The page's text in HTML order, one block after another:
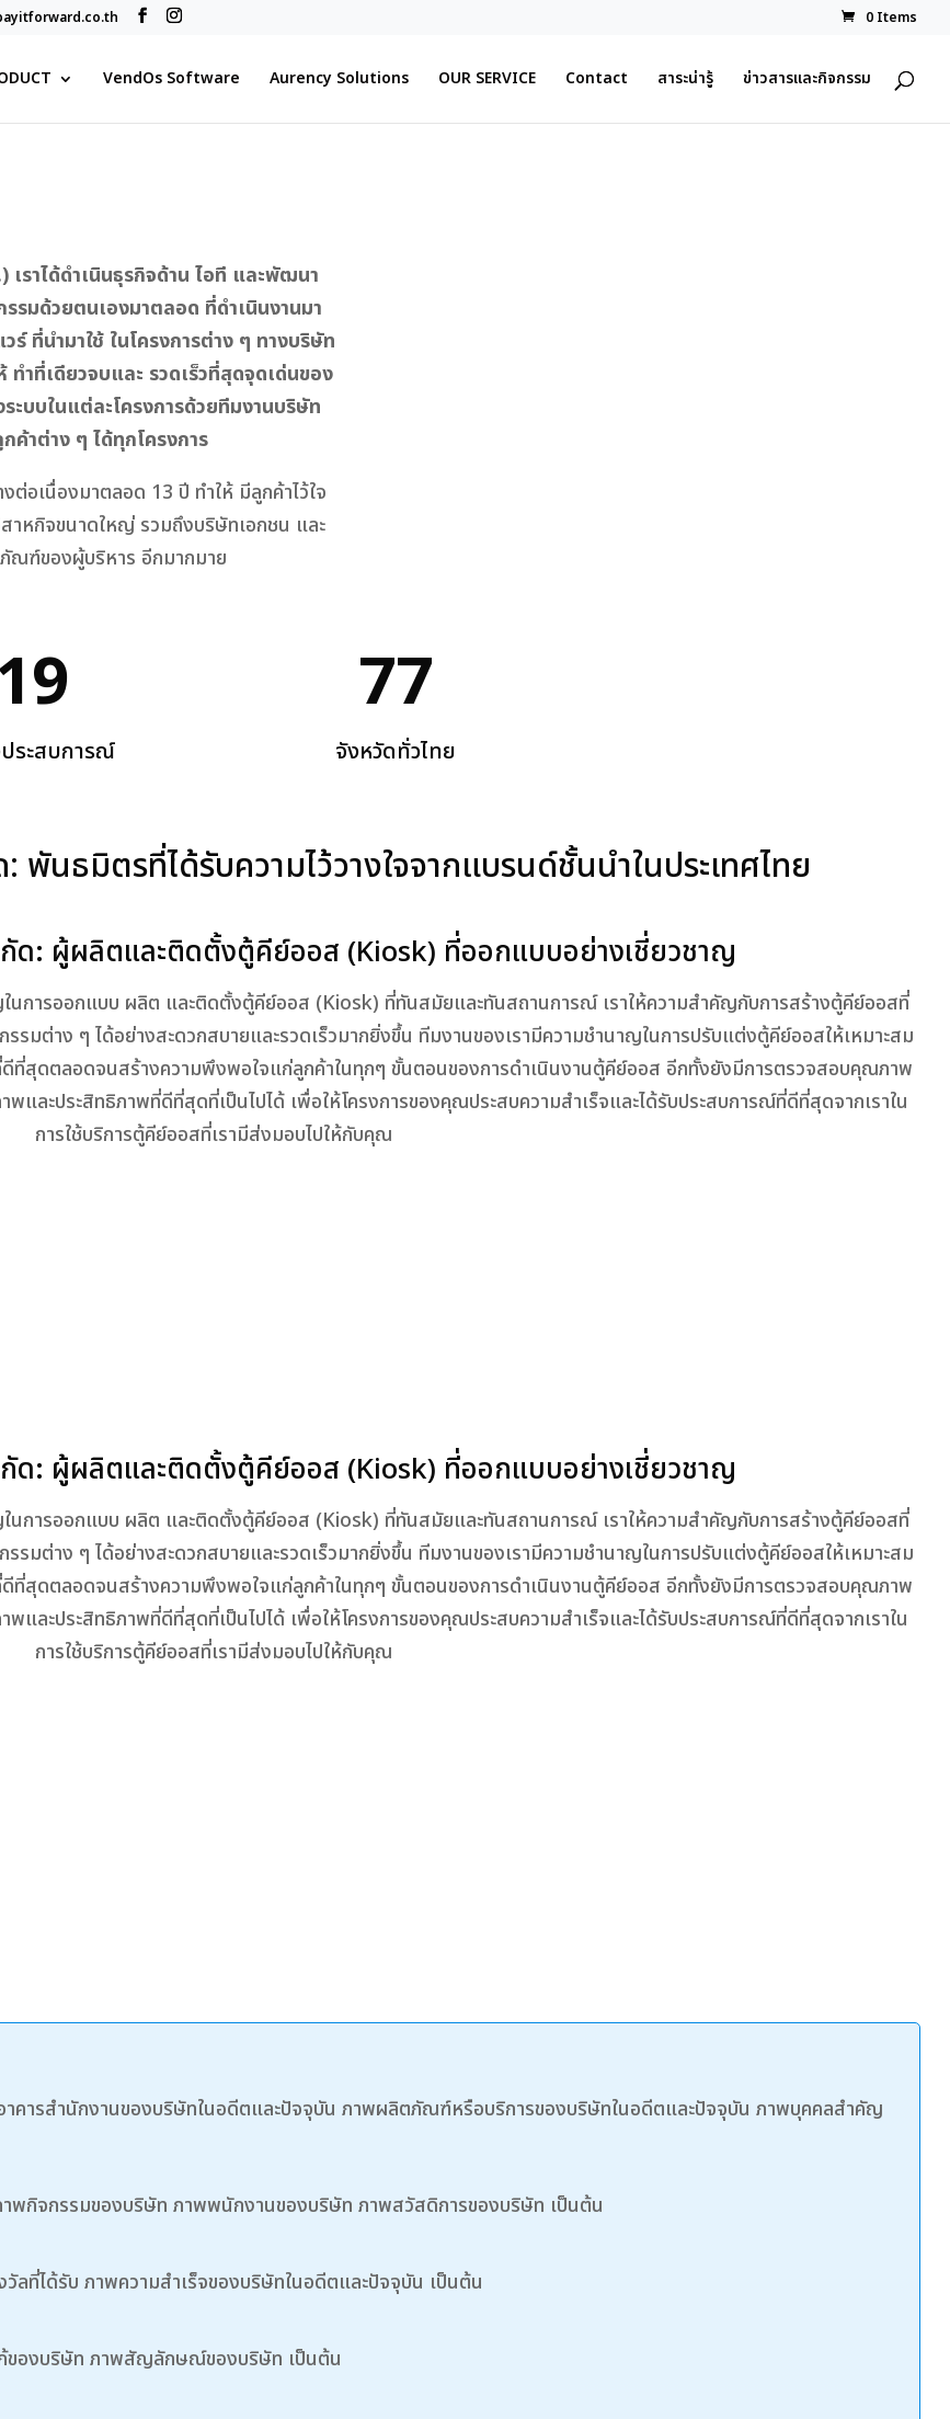
0 Items
VendOs Software Aurency Solutions OUR SERVICE Contact สาระน่ารู้ ข่าวสารและกิจกรรม
าได้ดำเนินธุรกิจด้าน ไอที และพัฒนา
มด้วยตนเองมาตลอด ที่ดำเนินงานมา
ที่นำมาใช้ ในโครงการต่าง ๆ ทางบริษัท
ทำที่เดียวจบและ รวดเร็วที่สุดจุดเด่นของ
บบในแต่ละโครงการด้วยทีมงานบริษัท
ค้าต่าง ๆ ได้ทุกโครงการ
อเนื่องมาตลอด 13 ปี ทำให้ มีลูกค้าไว้ใจ
สาหกิจขนาดใหญ่ รวมถึงบริษัทเอกชน และ
ณฑ์ของผู้บริหาร อีกมากมาย
19
ระสบการณ์
77
จังหวัดทั่วไทย
พันธมิตรที่ได้รับความไว้วางใจจากแบรนด์ชั้นนำในประเทศไทย
ด: ผู้ผลิตและติดตั้งตู้คีย์ออส (Kiosk) ที่ออกแบบอย่างเชี่ยวชาญ
นการออกแบบ ผลิต และติดตั้งตู้คีย์ออส (Kiosk) ที่ทันสมัยและทันสถานการณ์ เราให้ความสำคัญกับการสร้างตู้คีย์ออสที่
รมต่าง ๆ ได้อย่างสะดวกสบายและรวดเร็วมากยิ่งขึ้น ทีมงานของเรามีความชำนาญในการปรับแต่งตู้คีย์ออสให้เหมาะสม
ดีที่สุดตลอดจนสร้างความพึงพอใจแก่ลูกค้าในทุกๆ ขั้นตอนของการดำเนินงานตู้คีย์ออส อีกทั้งยังมีการตรวจสอบคุณภาพ
และประสิทธิภาพที่ดีที่สุดที่เป็นไปได้ เพื่อให้โครงการของคุณประสบความสำเร็จและได้รับประสบการณ์ที่ดีที่สุดจากเราใน
การใช้บริการตู้คีย์ออสที่เรามีส่งมอบไปให้กับคุณ
ด: ผู้ผลิตและติดตั้งตู้คีย์ออส (Kiosk) ที่ออกแบบอย่างเชี่ยวชาญ
นการออกแบบ ผลิต และติดตั้งตู้คีย์ออส (Kiosk) ที่ทันสมัยและทันสถานการณ์ เราให้ความสำคัญกับการสร้างตู้คีย์ออสที่
รมต่าง ๆ ได้อย่างสะดวกสบายและรวดเร็วมากยิ่งขึ้น ทีมงานของเรามีความชำนาญในการปรับแต่งตู้คีย์ออสให้เหมาะสม
ดีที่สุดตลอดจนสร้างความพึงพอใจแก่ลูกค้าในทุกๆ ขั้นตอนของการดำเนินงานตู้คีย์ออส อีกทั้งยังมีการตรวจสอบคุณภาพ
และประสิทธิภาพที่ดีที่สุดที่เป็นไปได้ เพื่อให้โครงการของคุณประสบความสำเร็จและได้รับประสบการณ์ที่ดีที่สุดจากเราใน
การใช้บริการตู้คีย์ออสที่เรามีส่งมอบไปให้กับคุณ
าคารสำนักงานของบริษัทในอดีตและปัจจุบัน ภาพผลิตภัณฑ์หรือบริการของบริษัทในอดีตและปัจจุบัน ภาพบุคคลสำคัญ
าพกิจกรรมของบริษัท ภาพพนักงานของบริษัท ภาพสวัสดิการของบริษัท เป็นต้น
วัลที่ได้รับ ภาพความสำเร็จของบริษัทในอดีตและปัจจุบัน เป็นต้น
ก้ของบริษัท ภาพสัญลักษณ์ของบริษัท เป็นต้น